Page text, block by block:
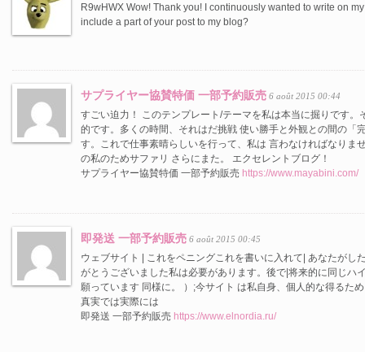
R9wHWX Wow! Thank you! I continuously wanted to write on
include a part of your post to my blog?
サプライヤー協賛特価 一部予約販売 6 août 2015 00:44
すごい迫力！ このテンプレート/テーマを私は本当に掘りです。
的です。多くの時間、それはだ挑戦 使い勝手と外観との間の「
す。これで仕事素晴らしいを行って、私は 言わなければなりま
の私のためサファリ さらにまた。 エクセレントブログ！
サプライヤー協賛特価 一部予約販売 https://www.mayabini.com/
即発送 一部予約販売 6 août 2015 00:45
ウェブサイト | これをペニングこれを書いに入れて| あなたがし
がとうございました私は必要があります。後で|将来的に同じハ
願っています 同様に。 ）;今サイト は私自身、個人的な得るた
真実では実際には
即発送 一部予約販売 https://www.elnordia.ru/